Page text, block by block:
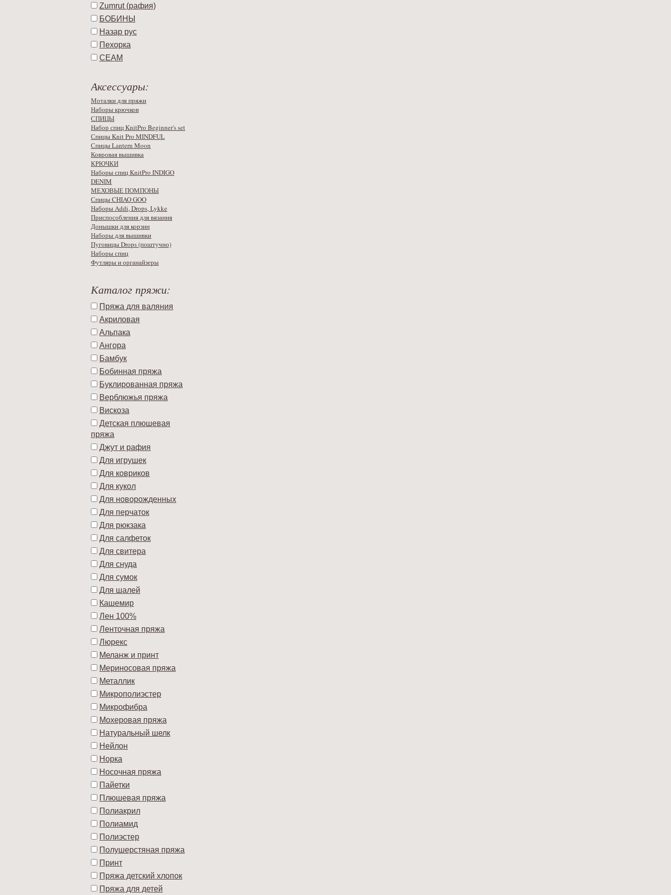
Zumrut (рафия)
БОБИНЫ
Назар рус
Пехорка
СЕАМ
Аксессуары:
Моталки для пряжи
Наборы крючков
СПИЦЫ
Набор спиц KnitPro Beginner's set
Спицы Knit Pro MINDFUL
Спицы Lantern Moon
Ковровая вышивка
КРЮЧКИ
Наборы спиц KnitPro INDIGO
DENIM
МЕХОВЫЕ ПОМПОНЫ
Спицы CHIAO GOO
Наборы Addi, Drops, Lykke
Приспособления для вязания
Донышки для корзин
Наборы для вышивки
Пуговицы Drops (поштучно)
Наборы спиц
Футляры и органайзеры
Каталог пряжи:
Пряжа для валяния
Акриловая
Альпака
Ангора
Бамбук
Бобинная пряжа
Буклированная пряжа
Верблюжья пряжа
Вискоза
Детская плюшевая
пряжа
Джут и рафия
Для игрушек
Для ковриков
Для кукол
Для новорожденных
Для перчаток
Для рюкзака
Для салфеток
Для свитера
Для снуда
Для сумок
Для шалей
Кашемир
Лен 100%
Ленточная пряжа
Люрекс
Меланж и принт
Мериносовая пряжа
Металлик
Микрополиэстер
Микрофибра
Мохеровая пряжа
Натуральный шелк
Нейлон
Норка
Носочная пряжа
Пайетки
Плюшевая пряжа
Полиакрил
Полиамид
Полиэстер
Полушерстяная пряжа
Принт
Пряжа детский хлопок
Пряжа для детей